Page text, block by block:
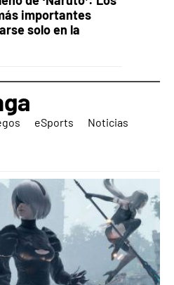
importantes
solo en la
eSports
Noticias